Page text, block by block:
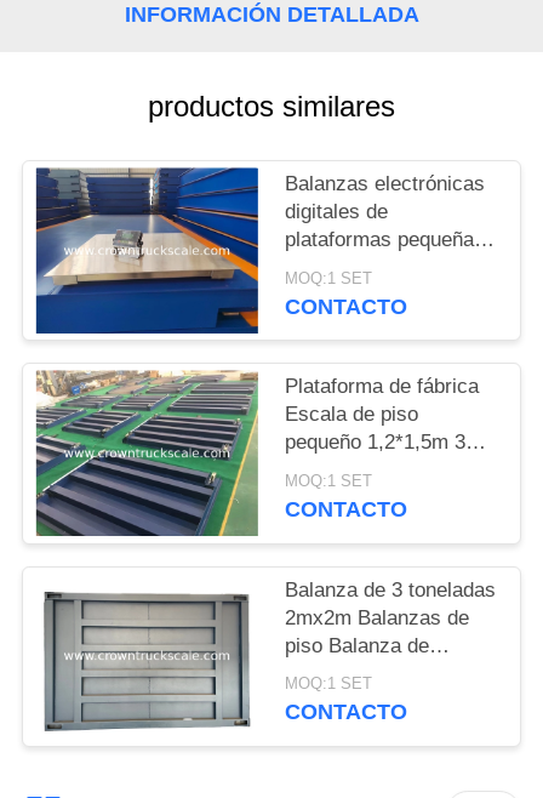
MAPA
DEL
SITIO
PRIVACY
POLICY
INFORMACIÓN DETALLADA
productos similares
Balanzas electrónicas
digitales de
plataformas pequeñas
con alta precisión
MOQ:1 SET
CONTACTO
Plataforma de fábrica
Escala de piso
pequeño 1,2*1,5m 3
toneladas con entrega
rápida
MOQ:1 SET
CONTACTO
Balanza de 3 toneladas
2mx2m Balanzas de
piso Balanza de
plataforma
MOQ:1 SET
CONTACTO